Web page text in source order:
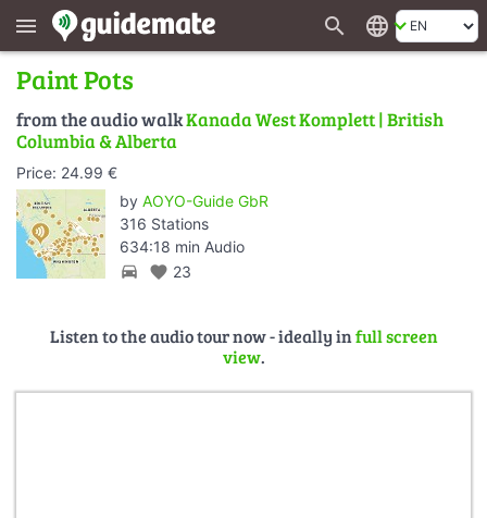
menu search language
Paint Pots
from the audio walkKanada West Komplett | British
Columbia & Alberta
Price: 24.99 €
by AOYO-Guide GbR
316 Stations
634:18 min Audio
directions_car favorite 23
Listen to the audio tour now - ideally infull screen
view.